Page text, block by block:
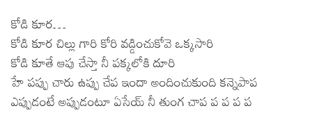
కోడి కూర…
కోడి కూర చిల్లు గారి కోరి వడ్డించుకోవె ఒక్కసారి
కోడి కూతే ఆపు చేస్తా నీ పక్కలోకి దూరి
హే పప్పు చారు ఉప్పు చేప ఇందా అందించుకుంది కన్నెపాప
ఎప్పుడంటే అప్పుడంటూ ఏసేయ్ నీ తుంగ చాప ప ప ప ప